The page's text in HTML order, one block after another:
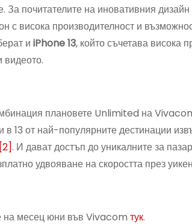
За почитателите на иновативния
с висока производителност и
и iPhone 13, който съчетава висока
видеото.
плановете Unlimited на
13 от най-популярните дестинации
[2]. И дават достъп до уникалните за
удвояване на скоростта през
на месец юни във Vivacom тук.